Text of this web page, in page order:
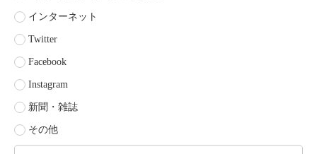
インターネット
Twitter
Facebook
Instagram
新聞・雑誌
その他